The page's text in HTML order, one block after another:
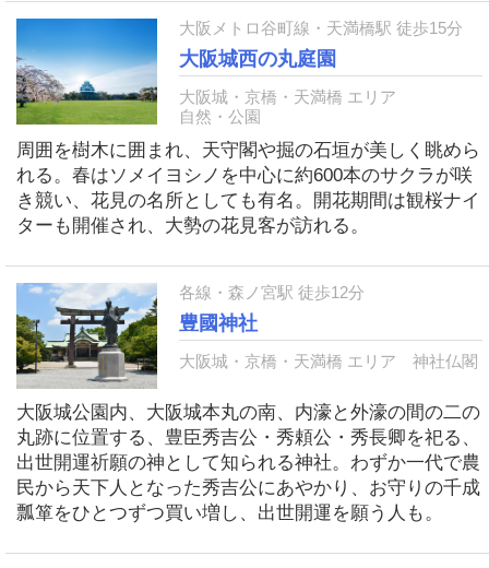
大阪メトロ谷町線・天満橋駅 徒歩15分
大阪城西の丸庭園
大阪城・京橋・天満橋 エリア
自然・公園
周囲を樹木に囲まれ、天守閣や掘の石垣が美しく眺めら
れる。春はソメイヨシノを中心に約600本のサクラが咲
き競い、花見の名所としても有名。開花期間は観桜ナイ
ターも開催され、大勢の花見客が訪れる。
各線・森ノ宮駅 徒歩12分
豊國神社
大阪城・京橋・天満橋 エリア神社仏閣
大阪城公園内、大阪城本丸の南、内濠と外濠の間の二の
丸跡に位置する、豊臣秀吉公・秀頼公・秀長卿を祀る、
出世開運祈願の神として知られる神社。わずか一代で農
民から天下人となった秀吉公にあやかり、お守りの千成
瓢箪をひとつずつ買い増し、出世開運を願う人も。